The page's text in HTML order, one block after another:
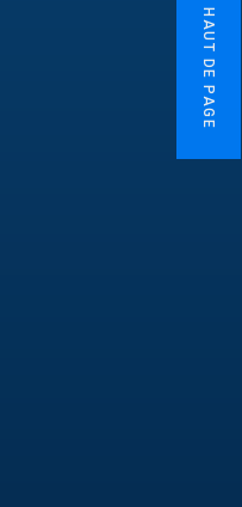
HAUT DE PAGE